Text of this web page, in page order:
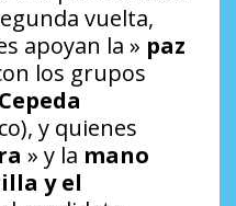
vuelta,
apoyan la » paz
los grupos
y quienes
» y la mano
y el